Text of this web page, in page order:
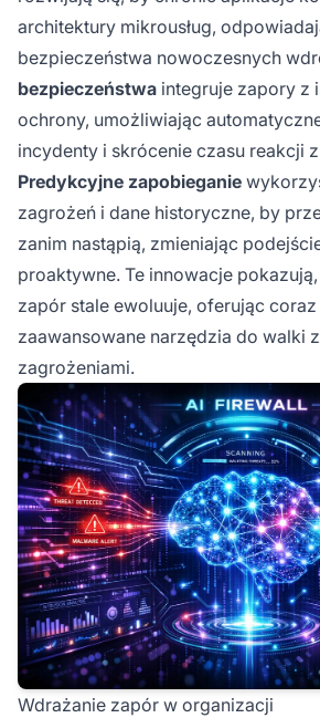
architektury mikrousług,
bezpieczeństwa nowoczesnych
bezpieczeństwa integruje zapory z
ochrony, umożliwiając
incydenty i skrócenie czasu reakcji
Predykcyjne zapobieganie
zagrożeń i dane historyczne, by
zanim nastąpią, zmieniając
proaktywne. Te innowacje
zapór stale ewoluuje, oferując
zaawansowane narzędzia do walki
zagrożeniami.
Wdrażanie zapór w organizacji